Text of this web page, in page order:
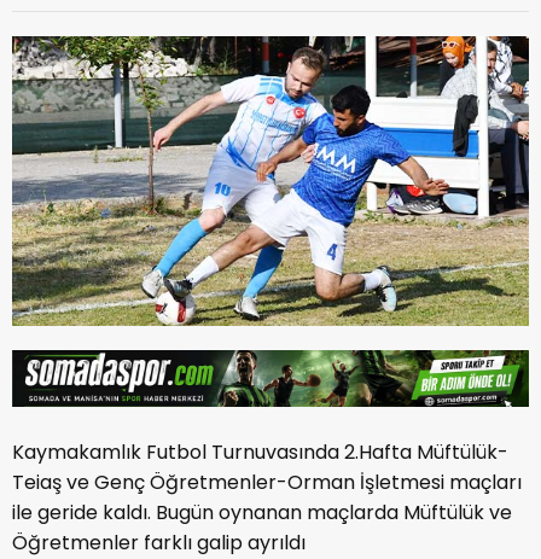
Kaymakamlık Futbol Turnuvasında 2.Hafta Müftülük-
Teiaş ve Genç Öğretmenler-Orman İşletmesi maçları
ile geride kaldı. Bugün oynanan maçlarda Müftülük ve
Öğretmenler farklı galip ayrıldı